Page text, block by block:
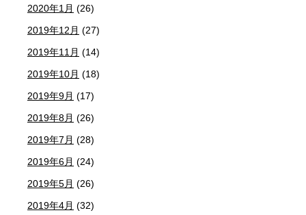
2020年1月 (26)
2019年12月 (27)
2019年11月 (14)
2019年10月 (18)
2019年9月 (17)
2019年8月 (26)
2019年7月 (28)
2019年6月 (24)
2019年5月 (26)
2019年4月 (32)